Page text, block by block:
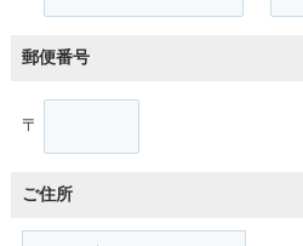
郵便番号
〒
ご住所